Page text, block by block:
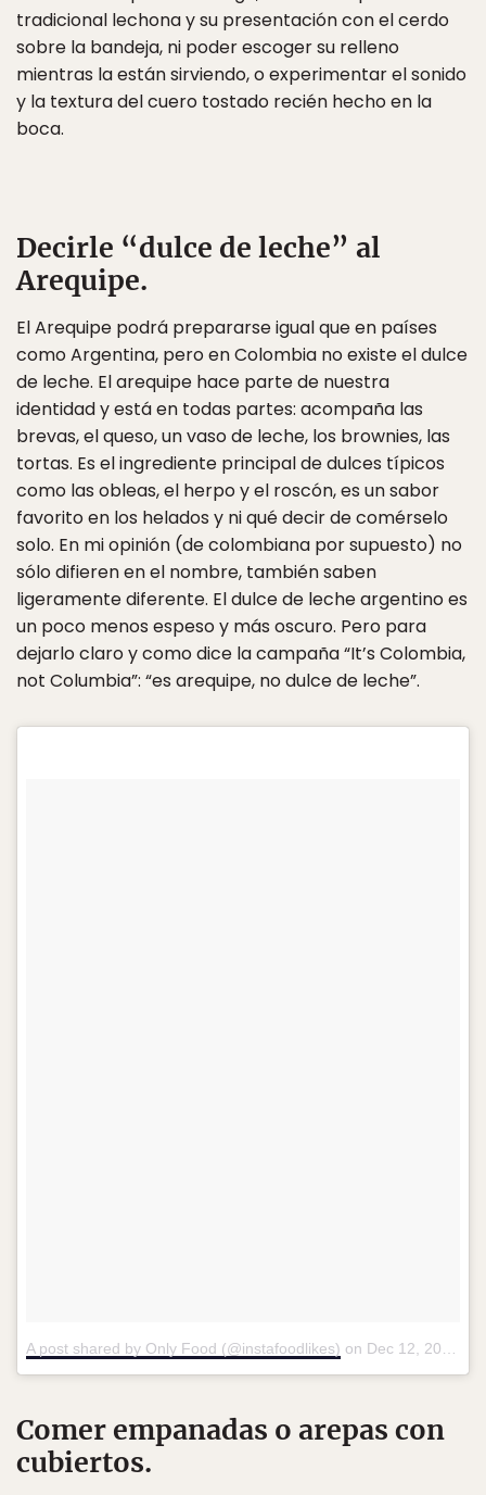
tradicional lechona y su presentación con el cerdo
sobre la bandeja, ni poder escoger su relleno
mientras la están sirviendo, o experimentar el sonido
y la textura del cuero tostado recién hecho en la
boca.
Decirle “dulce de leche” al
Arequipe.
El Arequipe podrá prepararse igual que en países
como Argentina, pero en Colombia no existe el dulce
de leche. El arequipe hace parte de nuestra
identidad y está en todas partes: acompaña las
brevas, el queso, un vaso de leche, los brownies, las
tortas. Es el ingrediente principal de dulces típicos
como las obleas, el herpo y el roscón, es un sabor
favorito en los helados y ni qué decir de comérselo
solo. En mi opinión (de colombiana por supuesto) no
sólo difieren en el nombre, también saben
ligeramente diferente. El dulce de leche argentino es
un poco menos espeso y más oscuro. Pero para
dejarlo claro y como dice la campaña “It’s Colombia,
not Columbia”: “es arequipe, no dulce de leche”.
A post shared by Only Food (@instafoodlikes) on Dec 12, 2017 at 6:52pm PST
Comer empanadas o arepas con
cubiertos.